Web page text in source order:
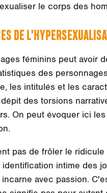
le corps des
DE
féminins peut avoir
des
les intitulés et les
des torsions
On peut évoquer ici
pas de frôler le ridicule
identification intime des
incarne avec passion.